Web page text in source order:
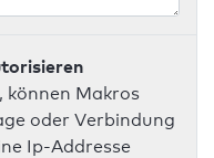
können Makros
oder Verbindung
Ip-Addresse